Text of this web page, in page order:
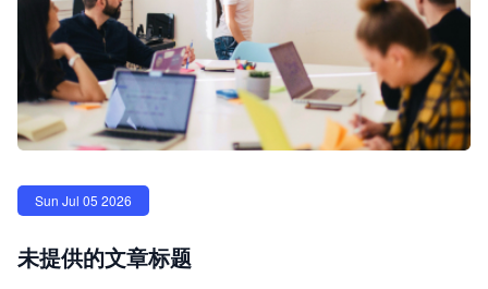
Sun Jul 05 2026
未提供的文章标题